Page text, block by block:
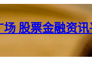
股票金融资讯